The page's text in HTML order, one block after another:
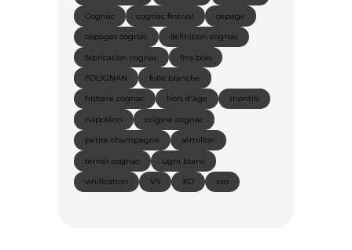
Cognac cognac festival cépage
cépages cognac définition cognac
fabrication cognac fins bois
FOLIGNAN folle blanche
histoire cognac hors d'âge montils
napoléon origine cognac
petite champagne sémillon
terroir cognac ugni blanc
vinification VS XO xxo